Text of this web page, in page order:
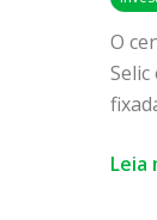
O
seus
Leia